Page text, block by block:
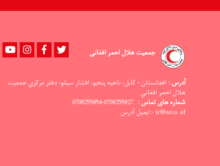
جمعیت هلال احمر افغانی YoutubeinstagramFacebook
آدرس : افغانستان - کابل، ناحيه پنجم، افشار سيلو، دفتر مرکزي جمعيت
هلال احمر افغاني
شماره های تماس : 0708255827-0708255854
ir@arcs.af -:ایمیل آدرس